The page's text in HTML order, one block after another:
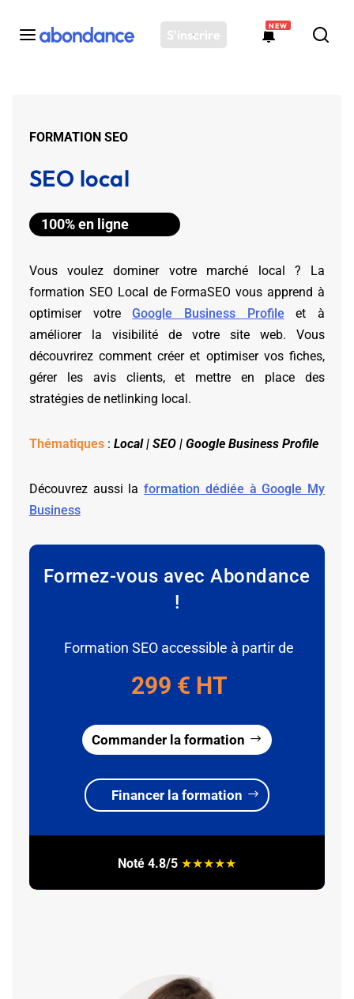
S'inscrire
NEW
Outils
Ressources
FORMATION SEO
SEO local
100% en ligne
Vous voulez dominer votre marché local ? La
formation SEO Local de FormaSEO vous apprend à
optimiser votreGoogle Business Profile et à
améliorer la visibilité de votre site web. Vous
découvrirez comment créer et optimiser vos fiches,
gérer les avis clients, et mettre en place des
stratégies de netlinking local.
Thématiques : Local | SEO | Google Business Profile
Découvrez aussi laformation dédiée à Google My
Business
Formez-vous avec Abondance
!
Formation SEO accessible à partir de
299 € HT
Commander la formation
Financer la formation
Noté 4.8/5 ★★★★★